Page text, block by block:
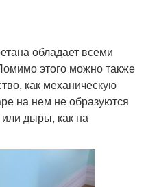
обладает всеми
этого можно также
как механическую
на нем не образуются
дыры, как на